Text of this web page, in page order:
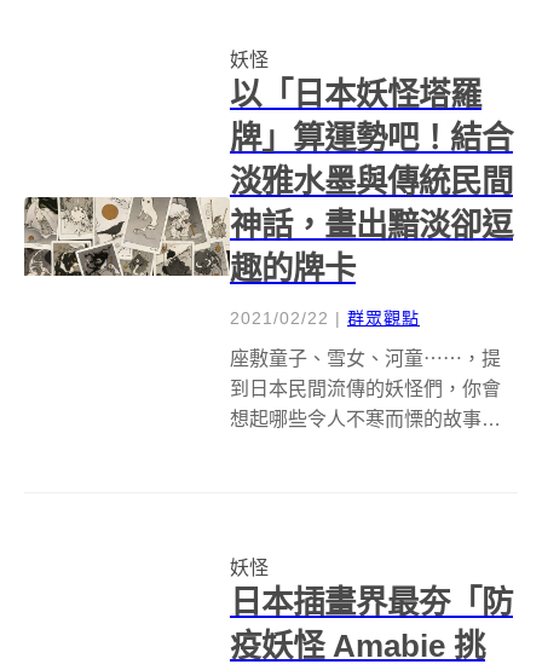
引起話題的超逼真殭屍模型，真
的讓人感覺要...
妖怪
以「日本妖怪塔羅
牌」算運勢吧！結合
淡雅水墨與傳統民間
神話，畫出黯淡卻逗
趣的牌卡
2021/02/22 | 群眾觀點
座敷童子、雪女、河童⋯⋯，提
到日本民間流傳的妖怪們，你會
想起哪些令人不寒而慄的故事
面結合日本風...
妖怪
日本插畫界最夯「防
疫妖怪 Amabie 挑